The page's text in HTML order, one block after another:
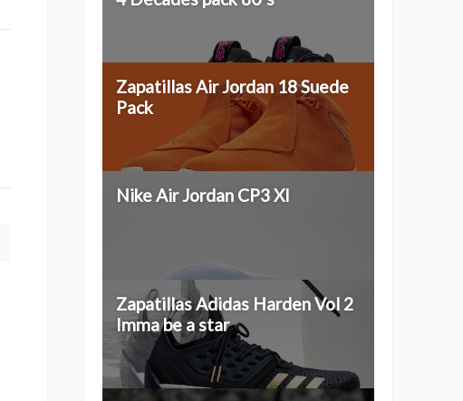
Zapatillas Air Jordan 18 Suede
Pack
Nike Air Jordan CP3 XI
Zapatillas Adidas Harden Vol 2
Imma be a star